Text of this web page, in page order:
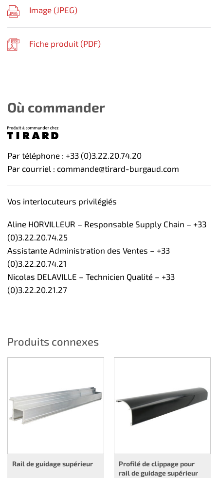
Image (JPEG)
Fiche produit (PDF)
Où commander
Par téléphone : +33 (0)3.22.20.74.20
Par courriel : commande@tirard-burgaud.com
Vos interlocuteurs privilégiés
Aline HORVILLEUR – Responsable Supply Chain – +33
(0)3.22.20.74.25
Assistante Administration des Ventes – +33
(0)3.22.20.74.21
Nicolas DELAVILLE – Technicien Qualité – +33
(0)3.22.20.21.27
Produits connexes
Rail de guidage supérieur
Profilé de clippage pour
rail de guidage supérieur